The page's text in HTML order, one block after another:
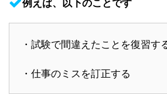
・試験で間違えたことを復習す
・仕事のミスを訂正する